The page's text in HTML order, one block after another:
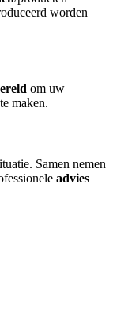
worden
om uw
te maken.
Samen nemen
advies